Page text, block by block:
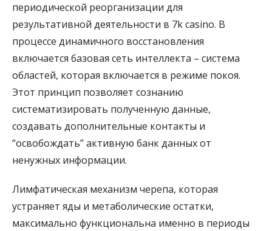
периодической реорганизации для
результативной деятельности в 7k casino. В
процессе динамичного восстановления
включается базовая сеть интеллекта – система
областей, которая включается в режиме покоя.
Этот принцип позволяет сознанию
систематизировать полученную данные,
создавать дополнительные контакты и
“освобождать” активную банк данных от
ненужных информации.
Лимфатическая механизм черепа, которая
устраняет яды и метаболические остатки,
максимально функциональна именно в периоды